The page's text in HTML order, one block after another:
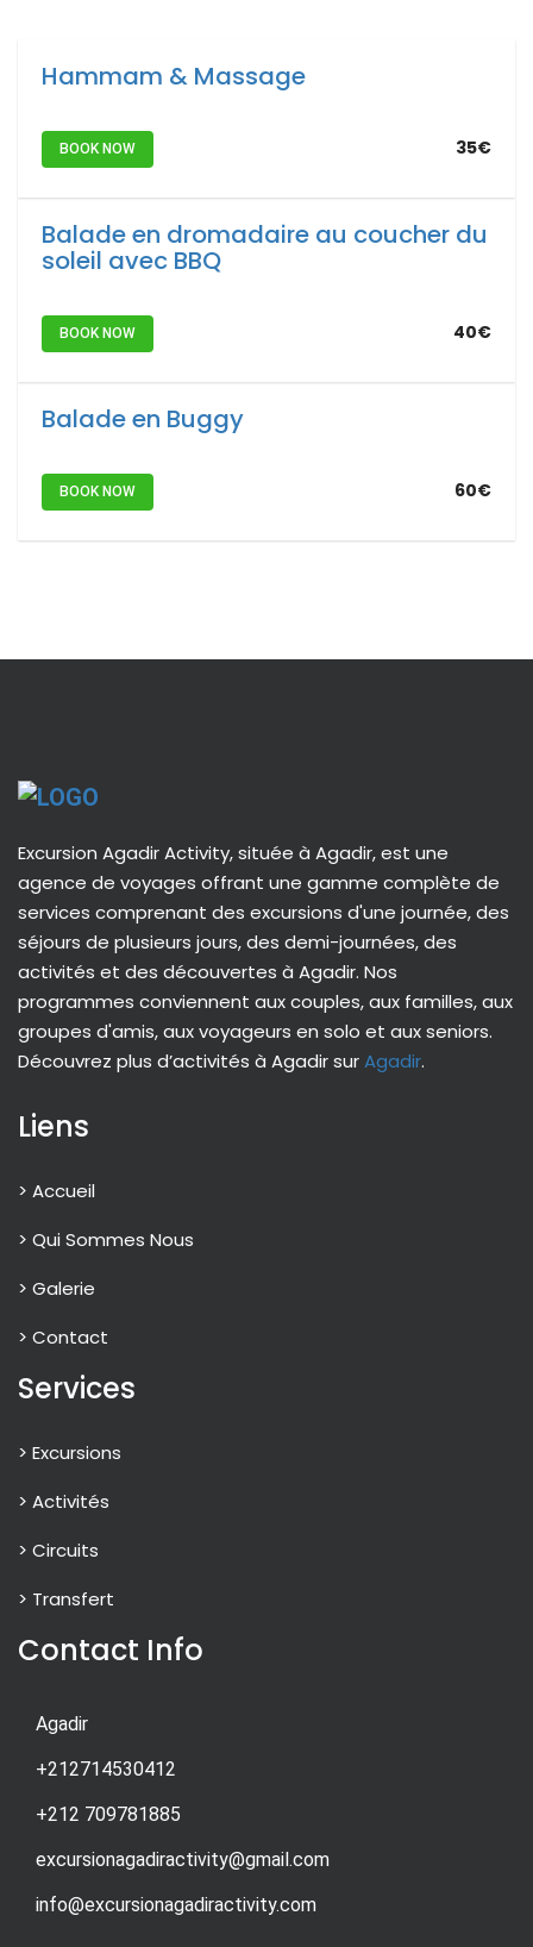
Hammam & Massage
BOOK NOW 35€
Balade en dromadaire au coucher du
soleil avec BBQ
BOOK NOW 40€
Balade en Buggy
BOOK NOW 60€
Excursion Agadir Activity, située à Agadir, est une
agence de voyages offrant une gamme complète de
services comprenant des excursions d'une journée, des
séjours de plusieurs jours, des demi-journées, des
activités et des découvertes à Agadir. Nos
programmes conviennent aux couples, aux familles, aux
groupes d'amis, aux voyageurs en solo et aux seniors.
Découvrez plus d’activités à Agadir surAgadir.
Liens
> Accueil
> Qui Sommes Nous
> Galerie
> Contact
Services
> Excursions
> Activités
> Circuits
> Transfert
Contact Info
Agadir
+212714530412
+212 709781885
excursionagadiractivity@gmail.com
info@excursionagadiractivity.com